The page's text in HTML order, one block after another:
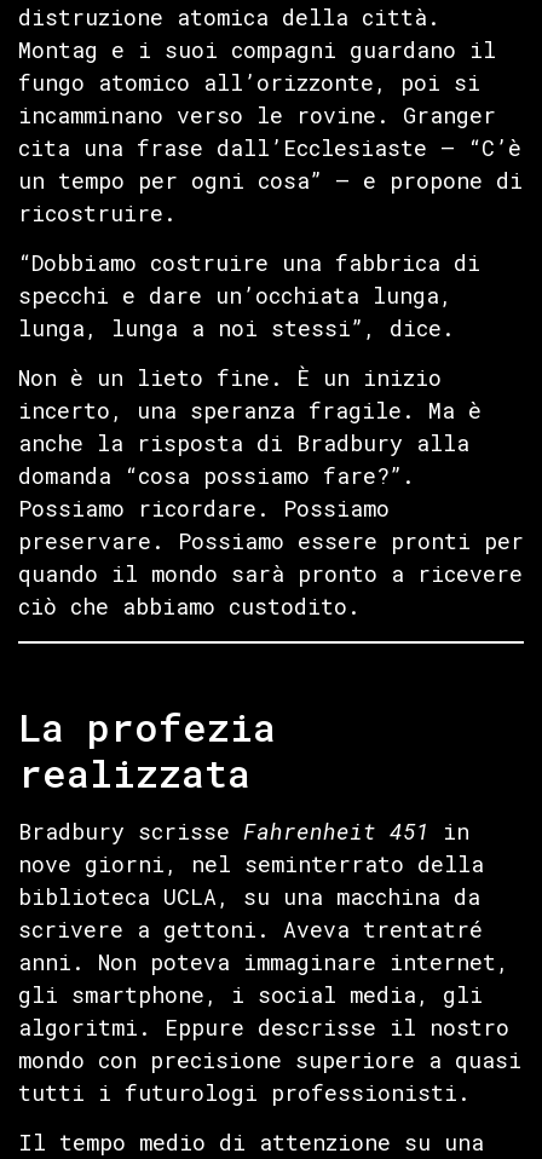
distruzione atomica della città.
Montag e i suoi compagni guardano il
fungo atomico all’orizzonte, poi si
incamminano verso le rovine. Granger
cita una frase dall’Ecclesiaste — “C’è
un tempo per ogni cosa” — e propone di
ricostruire.
“Dobbiamo costruire una fabbrica di
specchi e dare un’occhiata lunga,
lunga, lunga a noi stessi”, dice.
Non è un lieto fine. È un inizio
incerto, una speranza fragile. Ma è
anche la risposta di Bradbury alla
domanda “cosa possiamo fare?”.
Possiamo ricordare. Possiamo
preservare. Possiamo essere pronti per
quando il mondo sarà pronto a ricevere
ciò che abbiamo custodito.
La profezia
realizzata
Bradbury scrisse Fahrenheit 451
in
nove giorni, nel seminterrato della
biblioteca UCLA, su una macchina da
scrivere a gettoni. Aveva trentatré
anni. Non poteva immaginare internet,
gli smartphone, i social media, gli
algoritmi. Eppure descrisse il nostro
mondo con precisione superiore a quasi
tutti i futurologi professionisti.
Il tempo medio di attenzione su una